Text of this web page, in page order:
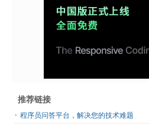
推荐链接
程序员问答平台，解决您的技术难题